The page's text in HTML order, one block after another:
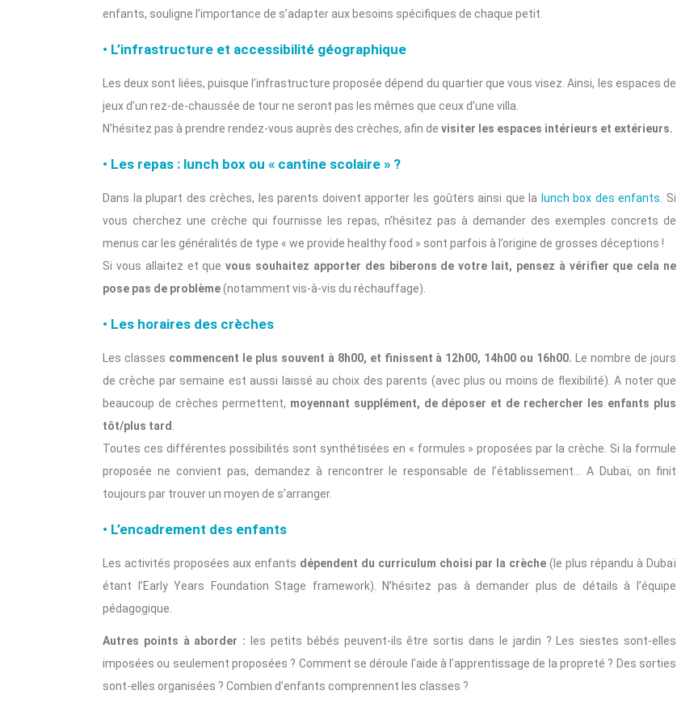
enfants, souligne l’importance de s’adapter aux besoins spécifiques de chaque petit.
• L’infrastructure et accessibilité géographique
Les deux sont liées, puisque l’infrastructure proposée dépend du quartier que vous visez. Ainsi, les espaces de
jeux d’un rez-de-chaussée de tour ne seront pas les mêmes que ceux d’une villa.
N’hésitez pas à prendre rendez-vous auprès des crèches, afin de visiter les espaces intérieurs et extérieurs.
• Les repas : lunch box ou « cantine scolaire » ?
Dans la plupart des crèches, les parents doivent apporter les goûters ainsi que la lunch box des enfants. Si
vous cherchez une crèche qui fournisse les repas, n’hésitez pas à demander des exemples concrets de
menus car les généralités de type « we provide healthy food » sont parfois à l’origine de grosses déceptions !
Si vous allaitez et quevous souhaitez apporter des biberons de votre lait, pensez à vérifier que cela ne
pose pas de problème(notamment vis-à-vis du réchauffage).
• Les horaires des crèches
Les classes commencent le plus souvent à 8h00, et finissent à 12h00, 14h00 ou 16h00. Le nombre de jours
de crèche par semaine est aussi laissé au choix des parents (avec plus ou moins de flexibilité). A noter que
beaucoup de crèches permettent, moyennant supplément, de déposer et de rechercher les enfants plus
tôt/plus tard .
Toutes ces différentes possibilités sont synthétisées en « formules » proposées par la crèche. Si la formule
proposée ne convient pas, demandez à rencontrer le responsable de l’établissement… A Dubaï, on finit
toujours par trouver un moyen de s’arranger.
• L’encadrement des enfants
Les activités proposées aux enfants dépendent du curriculum choisi par la crèche (le plus répandu à Dubaï
étant l’Early Years Foundation Stage framework). N’hésitez pas à demander plus de détails à l’équipe
pédagogique.
Autres points à aborder : les petits bébés peuvent-ils être sortis dans le jardin ? Les siestes sont-elles
imposées ou seulement proposées ? Comment se déroule l’aide à l’apprentissage de la propreté ? Des sorties
sont-elles organisées ? Combien d’enfants comprennent les classes ?